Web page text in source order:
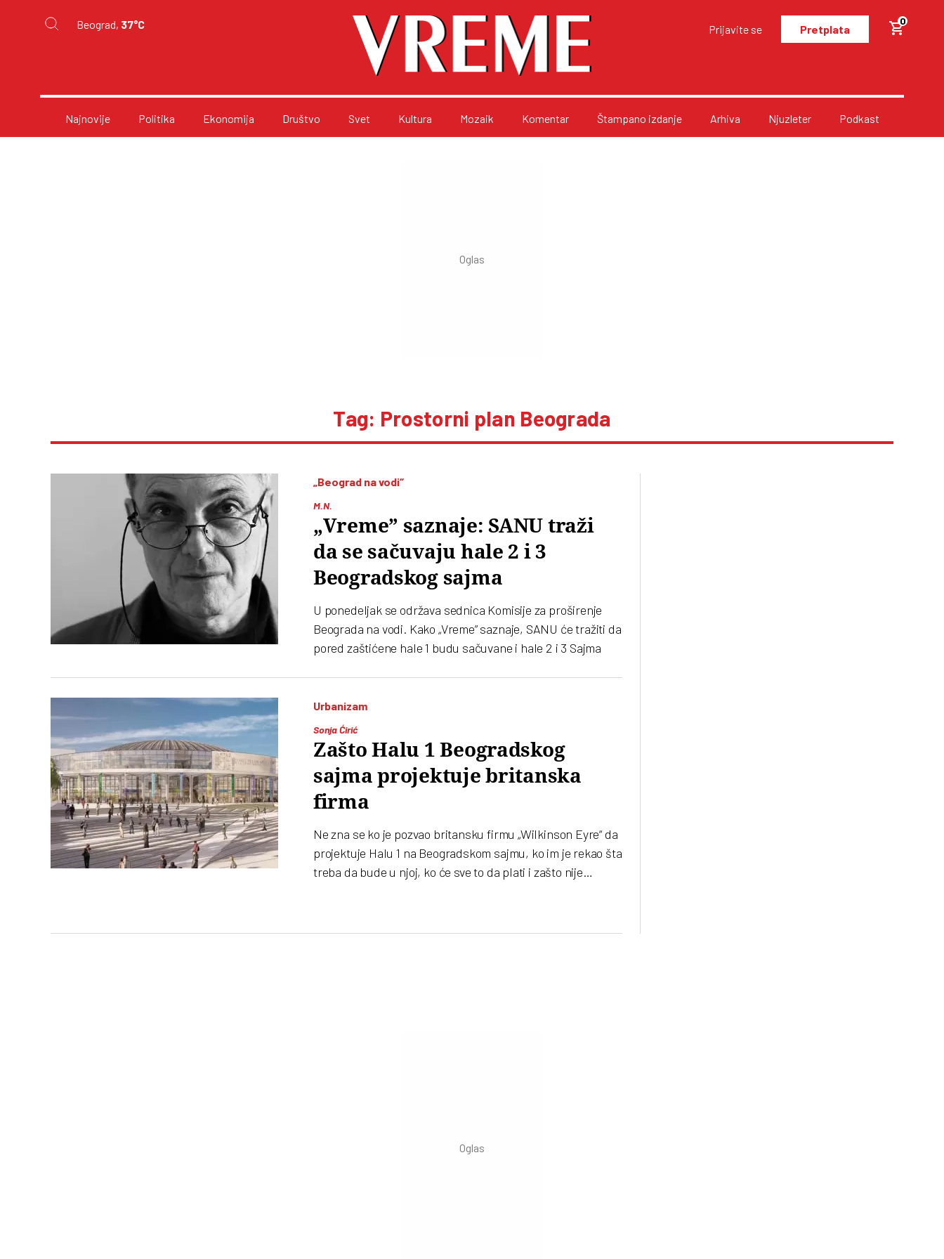
Beograd, 37°C Prijavite se Pretplata
0
Najnovije Politika Ekonomija Društvo Svet Kultura Mozaik Komentar Štampano izdanje Arhiva Njuzleter Podkast
Tag: Prostorni plan Beograda
„Beograd na vodi“
M.N.
„Vreme” saznaje: SANU traži
da se sačuvaju hale 2 i 3
Beogradskog sajma
U ponedeljak se održava sednica Komisije za proširenje
Beograda na vodi. Kako „Vreme” saznaje, SANU će tražiti da
pored zaštićene hale 1 budu sačuvane i hale 2 i 3 Sajma
Urbanizam
Sonja Ćirić
Zašto Halu 1 Beogradskog
sajma projektuje britanska
firma
Ne zna se ko je pozvao britansku firmu „Wilkinson Eyre“ da
projektuje Halu 1 na Beogradskom sajmu, ko im je rekao šta
treba da bude u njoj, ko će sve to da plati i zašto nije